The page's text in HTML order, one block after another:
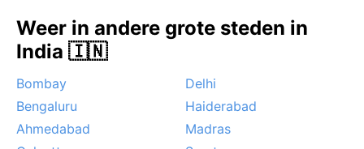
wanneer de lucht helder is en de temperatuur mild.
Opvallend is het fenomeen ‘nor’westers’ in de late
brengen. Mist komt zelden voor, maar tijdens de
moesson kan de stad dagenlang in een grijs deken
gehuld zijn. Wie de verzengende hitte en plensbuien
Weer in andere grote steden in
India 🇮🇳
Bombay
Delhi
Bengaluru
Haiderabad
Ahmedabad
Madras